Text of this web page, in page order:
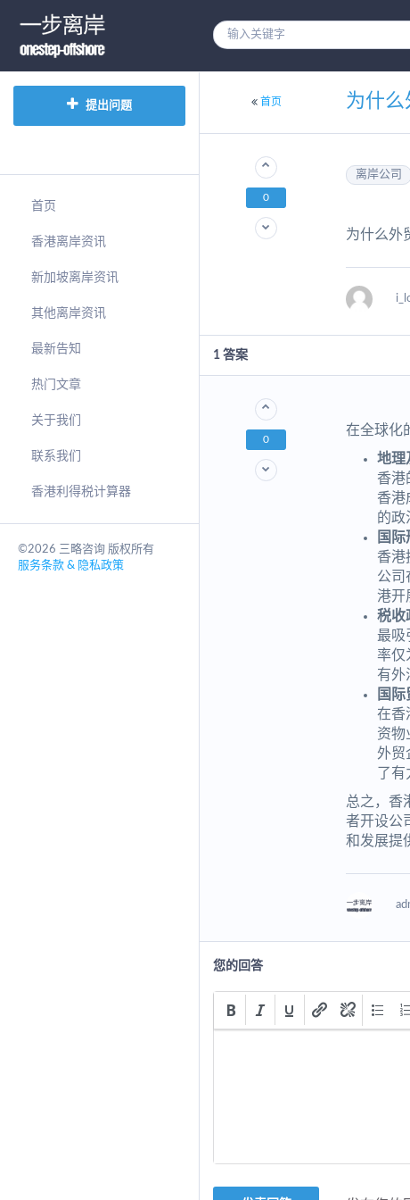
提出问题
首页
香港离岸资讯
新加坡离岸资讯
其他离岸资讯
最新告知
热门文章
关于我们
联系我们
香港利得税计算器
©2026 三略咨询 版权所有
服务条款 & 隐私政策
首页 为什么
0
离岸公司
为什么外
1 答案
0
在全球化
地理
香港
香港
的政
国
香港
公司
港开
税收
最吸
率仅
有外
国
在香
资物
外贸
了
总之，香
者开设公
和发展提
您的回答